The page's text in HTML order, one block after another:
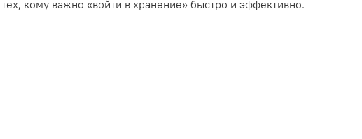
кому важно «войти в хранение» быстро и эффективно.